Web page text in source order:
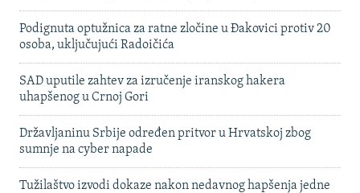
Podignuta optužnica za ratne zločine u Đakovici protiv 20
osoba, uključujući Radoičića
SAD uputile zahtev za izručenje iranskog hakera
uhapšenog u Crnoj Gori
Državljaninu Srbije određen pritvor u Hrvatskoj zbog
sumnje na cyber napade
Tužilaštvo izvodi dokaze nakon nedavnog hapšenja jedne